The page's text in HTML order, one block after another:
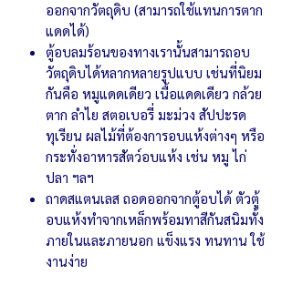
ออกจากวัตถุดิบ (สามารถใช้แทนการตาก
แดดได้)
ตู้อบลมร้อนของทางเรานั้นสามารถอบ
วัตถุดิบได้หลากหลายรูปแบบ เช่นที่นิยม
กันคือ หมูแดดเดียว เนื้อแดดเดียว กล้วย
ตาก ลำไย สตอเบอรี่ มะม่วง สัปปะรด
ทุเรียน ผลไม้ที่ต้องการอบแห้งต่างๆ หรือ
กระทั่งอาหารสัตว์อบแห้ง เช่น หมู ไก่
ปลา ฯลฯ
ถาดสแตนเลส ถอดออกจากตู้อบได้ ตัวตู้
อบแห้งทำจากเหล็กพร้อมทาสีกันสนิมทั้ง
ภายในและภายนอก แข็งแรง ทนทาน ใช้
งานง่าย